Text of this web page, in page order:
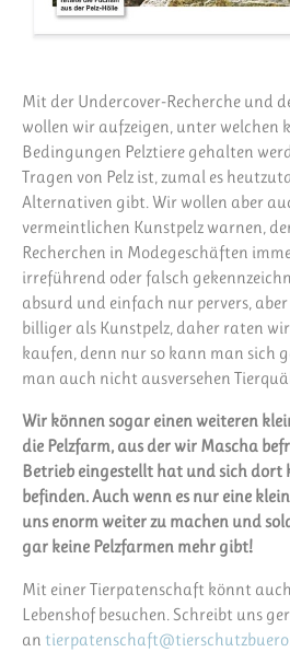
Mit der Undercover-Recherche und
wollen wir aufzeigen, unter welchen
Bedingungen Pelztiere gehalten
Tragen von Pelz ist, zumal es
Alternativen gibt. Wir wollen aber
vermeintlichen Kunstpelz warnen,
Recherchen in Modegeschäften
irreführend oder falsch
absurd und einfach nur pervers,
billiger als Kunstpelz, daher raten
kaufen, denn nur so kann man sich
man auch nicht ausversehen
Wir können sogar einen weiteren
die Pelzfarm, aus der wir Mascha
Betrieb eingestellt hat und sich dort
befinden. Auch wenn es nur eine
uns enorm weiter zu machen und
gar keine Pelzfarmen mehr gibt!
Mit einer Tierpatenschaft könnt
Lebenshof besuchen. Schreibt uns
an